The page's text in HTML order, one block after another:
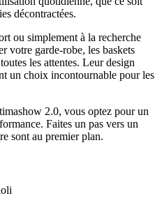
décontractées.
ou simplement à la recherche
votre garde-robe, les baskets
les attentes. Leur design
un choix incontournable pour les
2.0, vous optez pour un
Faites un pas vers un
sont au premier plan.